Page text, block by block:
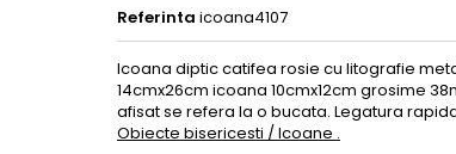
Referinta icoana4107
Icoana diptic catifea rosie cu litografie
14cmx26cm icoana 10cmx12cm grosime
afisat se refera la o bucata. Legatura
Obiecte bisericesti / Icoane .